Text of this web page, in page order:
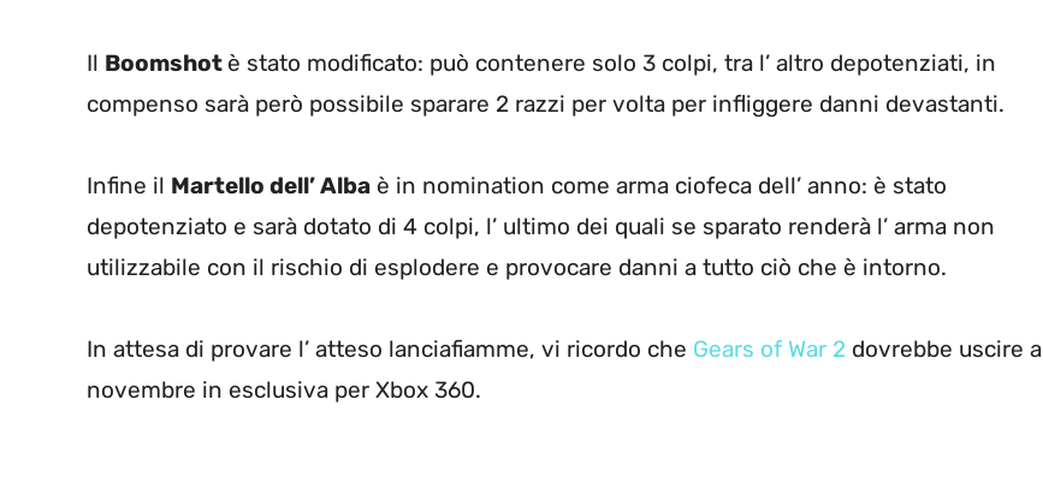
Il Boomshot è stato modificato: può contenere solo 3 colpi, tra l’ altro depotenziati, in
compenso sarà però possibile sparare 2 razzi per volta per infliggere danni devastanti.
Infine il Martello dell’ Alba è in nomination come arma ciofeca dell’ anno: è stato
depotenziato e sarà dotato di 4 colpi, l’ ultimo dei quali se sparato renderà l’ arma non
utilizzabile con il rischio di esplodere e provocare danni a tutto ciò che è intorno.
In attesa di provare l’ atteso lanciafiamme, vi ricordo che Gears of War 2 dovrebbe uscire a
novembre in esclusiva per Xbox 360.